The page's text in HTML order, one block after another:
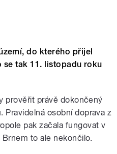
do kterého přijel
se tak 11. listopadu roku
prověřit právě dokončený
Pravidelná osobní doprava z
pak začala fungovat v
to ale nekončilo.